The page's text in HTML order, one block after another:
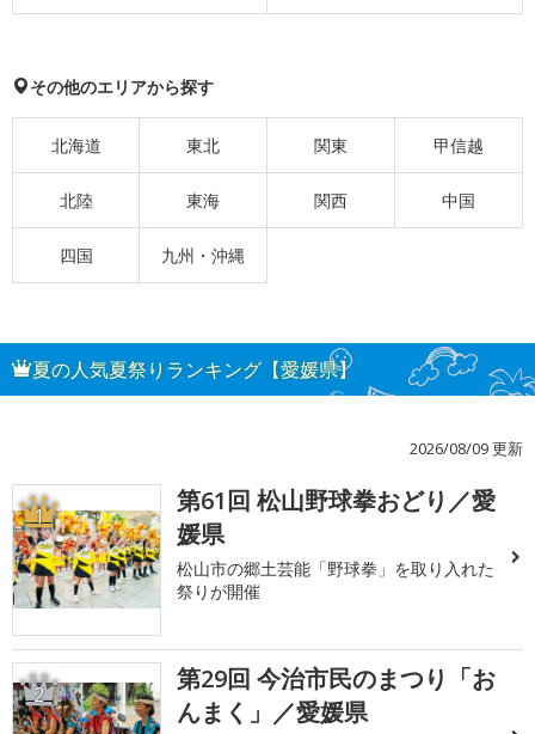
その他のエリアから探す
北海道 東北 関東 甲信越
北陸 東海 関西 中国
四国 九州・沖縄
夏の人気夏祭りランキング【愛媛県】
2026/08/09 更新
1
第61回 松山野球拳おどり／愛
媛県
松山市の郷土芸能「野球拳」を取り入れた
祭りが開催
2
第29回 今治市民のまつり「お
んまく」／愛媛県